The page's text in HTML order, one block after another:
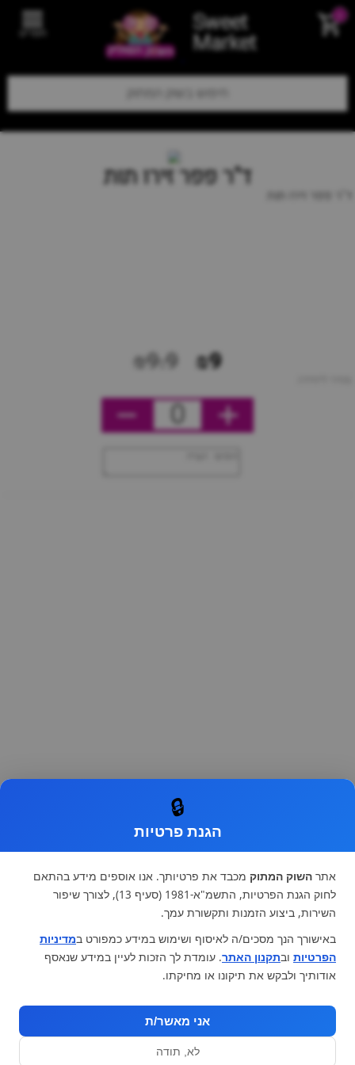
Sweet
Market תפריט
ד"ר פפר זירו תות
ד"ר פפר זירו תות
₪9
₪9.9
0
🔒
הגנת פרטיות
אתר השוק המתוק מכבד את פרטיותך. אנו אוספים מידע בהתאם
לחוק הגנת הפרטיות, התשמ"א-1981 (סעיף 13), לצורך שיפור
השירות, ביצוע הזמנות ותקשורת עמך.
באישורך הנך מסכים/ה לאיסוף ושימוש במידע כמפורט במדיניות
הפרטיות ובתקנון האתר. עומדת לך הזכות לעיין במידע שנאסף
אודותיך ולבקש את תיקונו או מחיקתו.
אני מאשר/ת
לא, תודה